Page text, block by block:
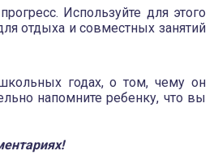
Используйте для этого
отдыха и совместных занятий
годах, о том, чему он
напомните ребенку, что вы